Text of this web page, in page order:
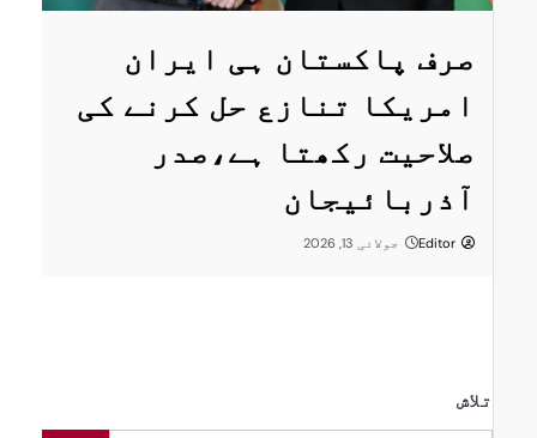
ہی ایران
تنازع حل کرنے کی
رکھتا ہے،صدر
پاکستان
اقتصادی،
توانائی
رفتار
تلاش